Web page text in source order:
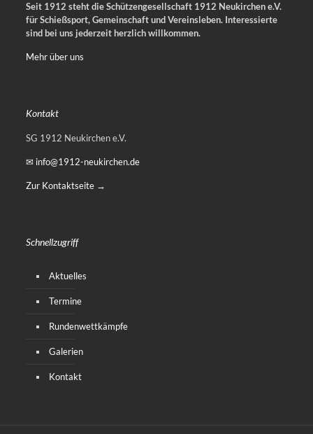
Seit 1912 steht die Schützengesellschaft 1912 Neukirchen e.V.
für Schießsport, Gemeinschaft und Vereinsleben. Interessierte
sind bei uns jederzeit herzlich willkommen.
Mehr über uns
Kontakt
SG 1912 Neukirchen e.V.
✉ info@1912-neukirchen.de
Zur Kontaktseite →
Schnellzugriff
Aktuelles
Termine
Rundenwettkämpfe
Galerien
Kontakt